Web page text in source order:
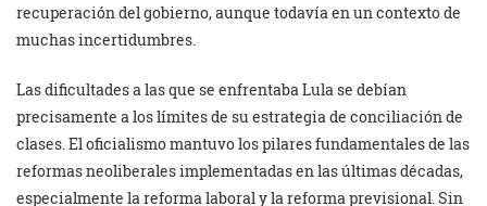
recuperación del gobierno, aunque todavía en un contexto de
muchas incertidumbres.
Las dificultades a las que se enfrentaba Lula se debían
precisamente a los límites de su estrategia de conciliación de
clases. El oficialismo mantuvo los pilares fundamentales de las
reformas neoliberales implementadas en las últimas décadas,
especialmente la reforma laboral y la reforma previsional. Sin